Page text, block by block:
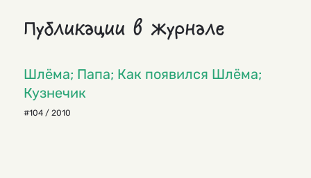
Публикации в журнале
Шлёма; Папа; Как появился Шлёма;
Кузнечик
#104 / 2010